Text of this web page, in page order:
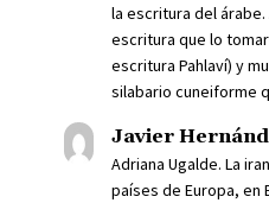
la escritura del
escritura que lo
escritura Pahlaví) y
silabario cuneiforme
Javier
Adriana Ugalde. La
países de Europa, en